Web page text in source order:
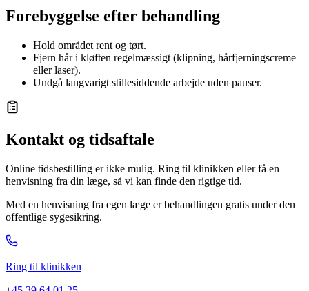
Forebyggelse efter behandling
Hold området rent og tørt.
Fjern hår i kløften regelmæssigt (klipning, hårfjerningscreme
eller laser).
Undgå langvarigt stillesiddende arbejde uden pauser.
Kontakt og tidsaftale
Online tidsbestilling er ikke mulig. Ring til klinikken eller få en
henvisning fra din læge, så vi kan finde den rigtige tid.
Med en henvisning fra egen læge er behandlingen gratis under den
offentlige sygesikring.
Ring til klinikken